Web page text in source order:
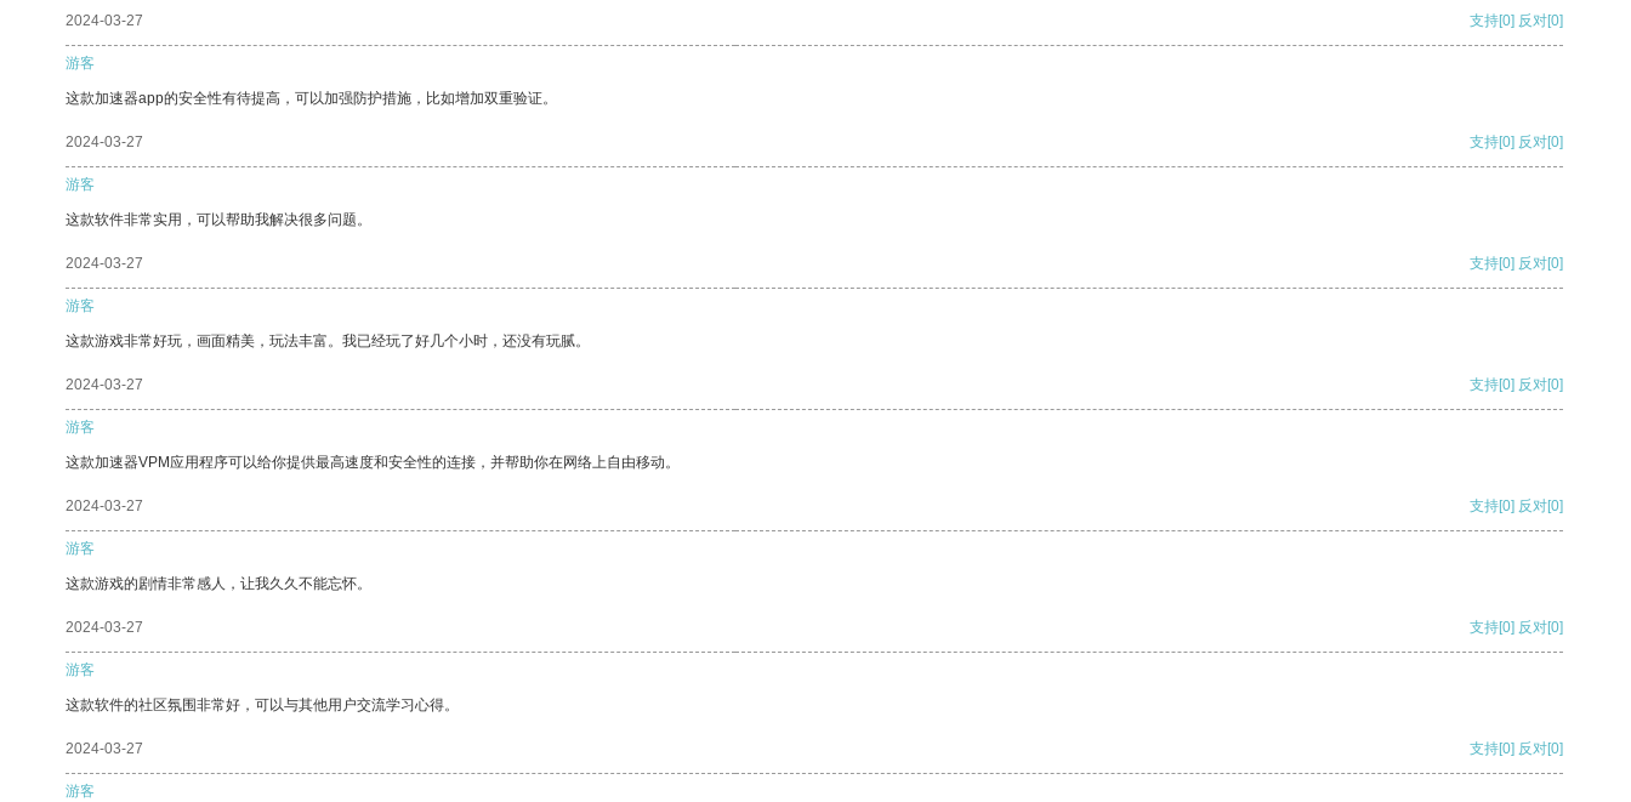
2024-03-27 支持[0] 反对[0]
游客
这款加速器app的安全性有待提高，可以加强防护措施，比如增加双重验证。
2024-03-27 支持[0] 反对[0]
游客
这款软件非常实用，可以帮助我解决很多问题。
2024-03-27 支持[0] 反对[0]
游客
这款游戏非常好玩，画面精美，玩法丰富。我已经玩了好几个小时，还没有玩腻。
2024-03-27 支持[0] 反对[0]
游客
这款加速器VPM应用程序可以给你提供最高速度和安全性的连接，并帮助你在网络上自由移动。
2024-03-27 支持[0] 反对[0]
游客
这款游戏的剧情非常感人，让我久久不能忘怀。
2024-03-27 支持[0] 反对[0]
游客
这款软件的社区氛围非常好，可以与其他用户交流学习心得。
2024-03-27 支持[0] 反对[0]
游客